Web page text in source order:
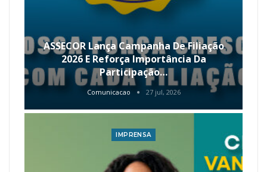
ASSECOR Lança Campanha De Filiação
2026 E Reforça Importância Da
Participação…
Comunicacao 27 jul, 2026
IMPRENSA